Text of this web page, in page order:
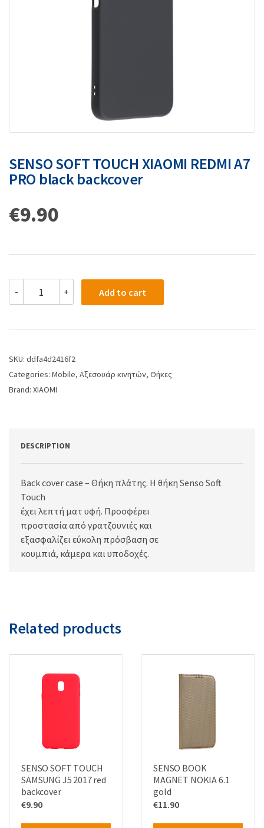
SENSO SOFT TOUCH XIAOMI REDMI A7
PRO black backcover
€9.90
- + Add to cart
SKU: ddfa4d2416f2
Categories: Mobile, Αξεσουάρ κινητών, Θήκες
Brand: XIAOMI
DESCRIPTION
Back cover case – Θήκη πλάτης. Η θήκη Senso Soft
Touch
έχει λεπτή ματ υφή. Προσφέρει
προστασία από γρατζουνιές και
εξασφαλίζει εύκολη πρόσβαση σε
κουμπιά, κάμερα και υποδοχές.
Related products
SENSO SOFT TOUCH
SAMSUNG J5 2017 red
backcover
€9.90
SENSO BOOK
MAGNET NOKIA 6.1
gold
€11.90